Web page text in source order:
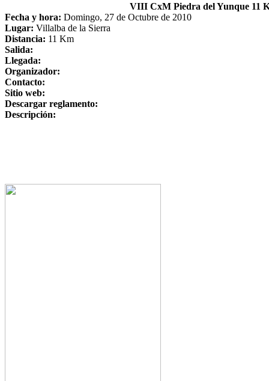
VIII CxM Piedra del Yunque 11
Fecha y hora: Domingo, 27 de Octubre de 2010
Lugar: Villalba de la Sierra
Distancia: 11 Km
Salida:
Llegada:
Organizador:
Contacto:
Sitio web:
Descargar reglamento:
Descripción: